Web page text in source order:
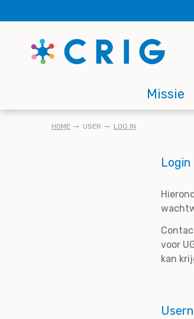
to
content
Main
Missie
KRUIMELPAD
HOME USER LOG IN
Login
voor
kan